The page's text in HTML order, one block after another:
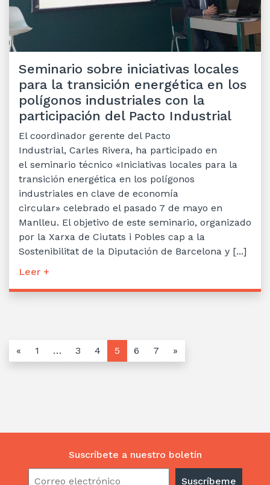
Seminario sobre iniciativas locales
para la transición energética en los
polígonos industriales con la
participación del Pacto Industrial
El coordinador gerente del Pacto
Industrial, Carles Rivera, ha participado en
el seminario técnico «Iniciativas locales para la
transición energética en los polígonos
industriales en clave de economía
circular» celebrado el pasado 7 de mayo en
Manlleu. El objetivo de este seminario, organizado
por la Xarxa de Ciutats i Pobles cap a la
Sostenibilitat de la Diputación de Barcelona y [...]
Leer +
« 1 … 3 4 5 6 7 »
Suscríbete a nuestro boletín